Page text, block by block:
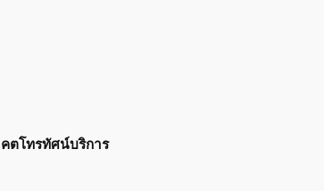
ตโทรทัศน์บริการ